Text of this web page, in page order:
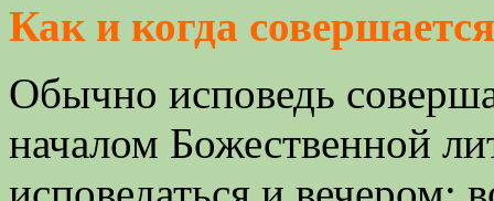
Как и когда
Обычно исповедь
началом Божественной